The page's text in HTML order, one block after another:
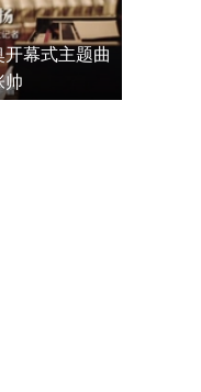
幕式主题曲
帅